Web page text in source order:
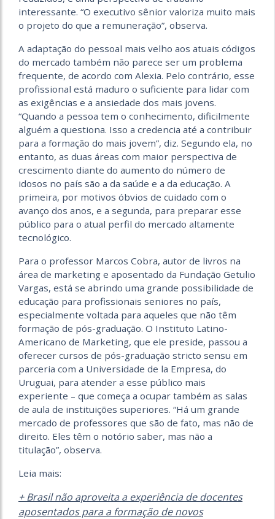
interessante. “O executivo sênior valoriza muito mais
o projeto do que a remuneração”, observa.
A adaptação do pessoal mais velho aos atuais códigos
do mercado também não parece ser um problema
frequente, de acordo com Alexia. Pelo contrário, esse
profissional está maduro o suficiente para lidar com
as exigências e a ansiedade dos mais jovens.
“Quando a pessoa tem o conhecimento, dificilmente
alguém a questiona. Isso a credencia até a contribuir
para a formação do mais jovem”, diz. Segundo ela, no
entanto, as duas áreas com maior perspectiva de
crescimento diante do aumento do número de
idosos no país são a da saúde e a da educação. A
primeira, por motivos óbvios de cuidado com o
avanço dos anos, e a segunda, para preparar esse
público para o atual perfil do mercado altamente
tecnológico.
Para o professor Marcos Cobra, autor de livros na
área de marketing e aposentado da Fundação Getulio
Vargas, está se abrindo uma grande possibilidade de
educação para profissionais seniores no país,
especialmente voltada para aqueles que não têm
formação de pós-graduação. O Instituto Latino-
Americano de Marketing, que ele preside, passou a
oferecer cursos de pós-graduação stricto sensu em
parceria com a Universidade de la Empresa, do
Uruguai, para atender a esse público mais
experiente – que começa a ocupar também as salas
de aula de instituições superiores. “Há um grande
mercado de professores que são de fato, mas não de
direito. Eles têm o notório saber, mas não a
titulação”, observa.
Leia mais:
+ Brasil não aproveita a experiência de docentes
aposentados para a formação de novos